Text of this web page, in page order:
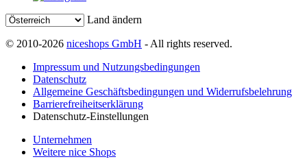
Land ändern
© 2010-2026 niceshops GmbH - All rights reserved.
Impressum und Nutzungsbedingungen
Datenschutz
Allgemeine Geschäftsbedingungen und Widerrufsbelehrung
Barrierefreiheitserklärung
Datenschutz-Einstellungen
Unternehmen
Weitere nice Shops